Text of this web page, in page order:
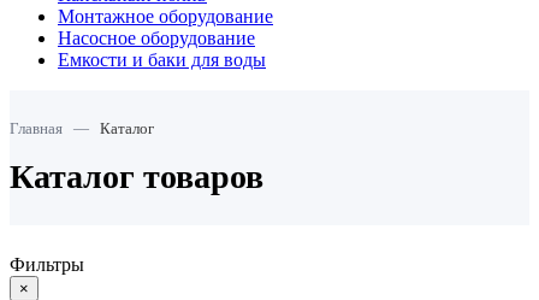
Монтажное оборудование
Насосное оборудование
Емкости и баки для воды
Главная — Каталог
Каталог товаров
Фильтры
×